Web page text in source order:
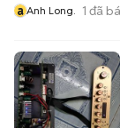
a Anh Long. 1 đã